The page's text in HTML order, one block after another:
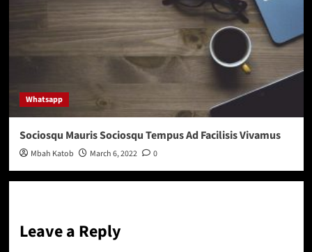
Whatsapp
Sociosqu Mauris Sociosqu Tempus Ad Facilisis Vivamus
Mbah Katob March 6, 2022 0
Leave a Reply